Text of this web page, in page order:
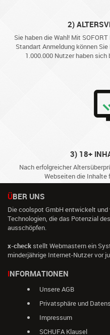
2)
Sie haben die Wahl! Mit
Standart Anmeldung können
1.000.000 Nutzer haben
3) 18+
Nach erfolgreicher
Webseiten die Inhalte
ÜBER UNS
Die coolspot GmbH entwickelt
Technologien, die das Potenzial
ausschöpfen.
x-checkstellt Webmastern ein
minderjährige Internet-Nutzer vor
INFORMATIONEN
Unsere AGB
Privatsphäre und
Impressum
SCHUFA Klausel